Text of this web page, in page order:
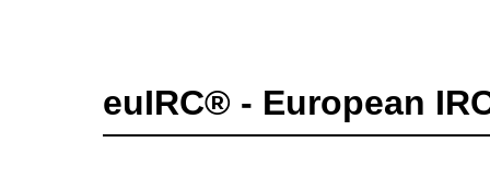
euIRC® - European